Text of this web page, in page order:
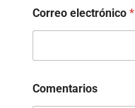
Correo electrónico *
Comentarios